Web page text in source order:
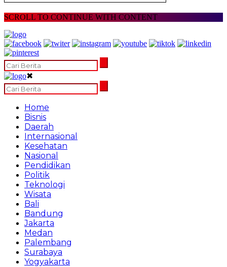
SCROLL TO CONTINUE WITH CONTENT
✖
Home
Bisnis
Daerah
Internasional
Kesehatan
Nasional
Pendidikan
Politik
Teknologi
Wisata
Bali
Bandung
Jakarta
Medan
Palembang
Surabaya
Yogyakarta